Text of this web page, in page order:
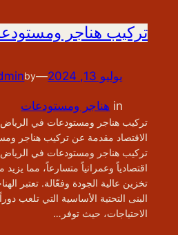
تركيب هناجر
يوليو 13, 2024 —
by
in هناجر ومستودعات
تركيب هناجر ومستودعات في
الاقتصاد مقدمة عن تركيب هناجر
تركيب هناجر ومستودعات في الرياض
اقتصادياً وعمرانياً متسارعاً، مما
تخزين عالية الجودة وفعّالة. تعتبر
البنى التحتية الأساسية التي تلعب
الاحتياجات، حيث توفر…